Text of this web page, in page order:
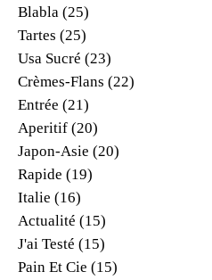
Blabla (25)
Tartes (25)
Usa Sucré (23)
Crèmes-Flans (22)
Entrée (21)
Aperitif (20)
Japon-Asie (20)
Rapide (19)
Italie (16)
Actualité (15)
J'ai Testé (15)
Pain Et Cie (15)